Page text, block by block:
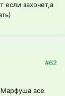
если захочет,а
#62
все